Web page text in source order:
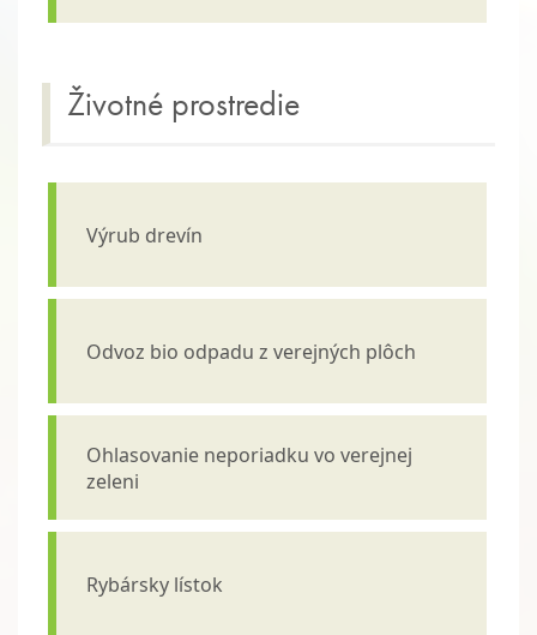
Životné prostredie
Výrub drevín
Odvoz bio odpadu z verejných plôch
Ohlasovanie neporiadku vo verejnej
zeleni
Rybársky lístok